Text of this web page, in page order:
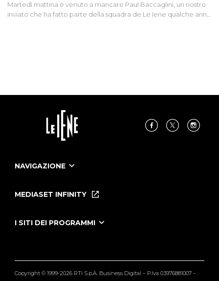
Martedì mattina è venuto a mancare Paul Baccaglini, un nostro
inviato che ha fatto parte della squadra de Le Iene qualche anno
NAVIGAZIONE
Le Iene Presentano Inside
Tutti i servizi
MEDIASET INFINITY
I SITI DEI PROGRAMMI
Copyright © 1999-2026 RTI S.p.A. Business Digital – P.Iva 03976881007 –